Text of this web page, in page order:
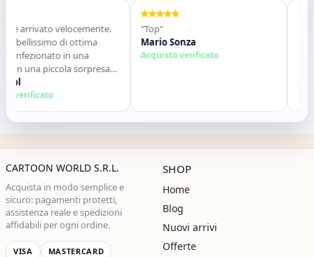
arrivato velocemente.
bellissimo di ottima
in una
una piccola sorpresa
Tutto perfetto. Lo
Grazie ,alla
verificato
"Top"
Mario Sonza
Acquisto verificato
CARTOON WORLD S.R.L.
Acquista in modo semplice e
sicuro: pagamenti protetti,
assistenza reale e spedizioni
affidabili per ogni ordine.
VISA
MASTERCARD
SHOP
Home
Blog
Nuovi arrivi
Offerte